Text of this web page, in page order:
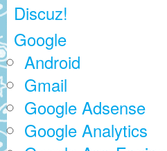
Discuz!
Google
Android
Gmail
Google Adsense
Google Analytics